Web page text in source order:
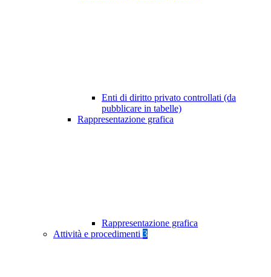
Enti di diritto privato controllati (da
pubblicare in tabelle)
Rappresentazione grafica
Rappresentazione grafica
Attività e procedimenti 3